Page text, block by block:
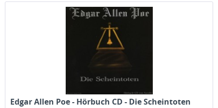
Edgar Allen Poe - Hörbuch CD - Die Scheintoten